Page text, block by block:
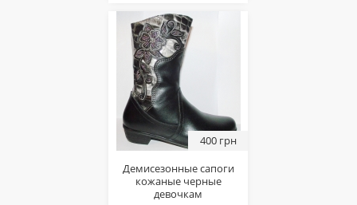
400 грн
Демисезонные сапоги
кожаные черные
девочкам